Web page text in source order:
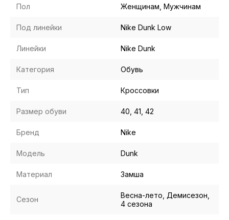
Пол Женщинам, Мужчинам
Под линейки Nike Dunk Low
Линейки Nike Dunk
Категория Обувь
Тип Кроссовки
Размер обуви 40, 41, 42
Бренд Nike
Модель Dunk
Материал Замша
Сезон
Весна-лето, Демисезон,
4 сезона